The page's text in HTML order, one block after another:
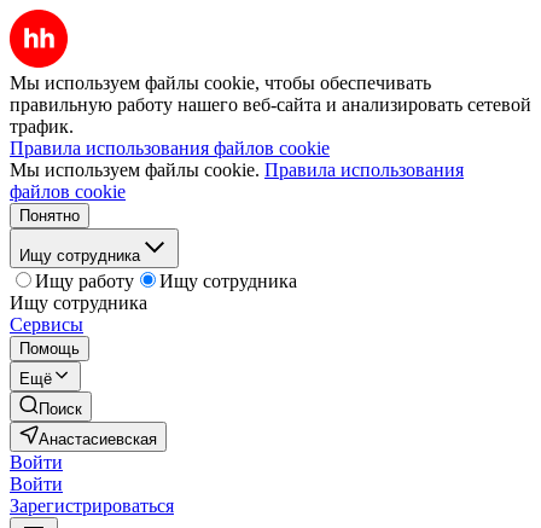
Мы используем файлы cookie, чтобы обеспечивать
правильную работу нашего веб-сайта и анализировать сетевой
трафик.
Правила использования файлов cookie
Мы используем файлы cookie. Правила использования
файлов cookie
Понятно
Ищу сотрудника
Ищу работу
Ищу сотрудника
Ищу сотрудника
Сервисы
Помощь
Ещё
Поиск
Анастасиевская
Войти
Войти
Зарегистрироваться